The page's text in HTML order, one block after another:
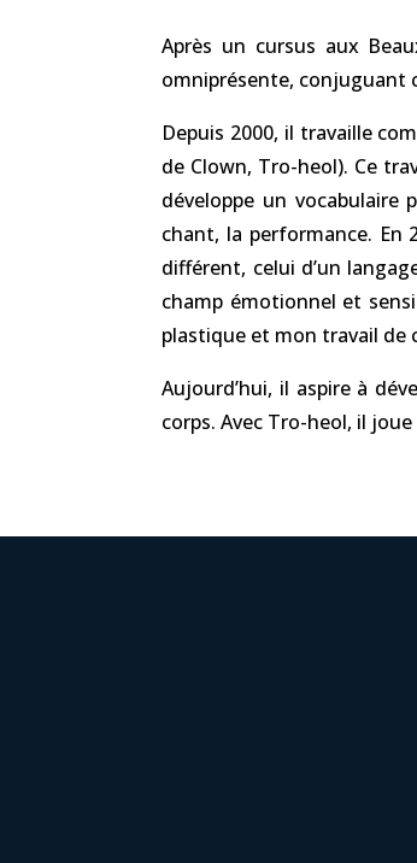
Après un cursus aux
omniprésente, conjuguant
Depuis 2000, il travaille
de Clown, Tro-heol). Ce
développe un
chant, la performance. En
différent, celui d’un
champ émotionnel et
plastique et mon travail de
Aujourd’hui, il aspire à
corps.Avec Tro-heol, il